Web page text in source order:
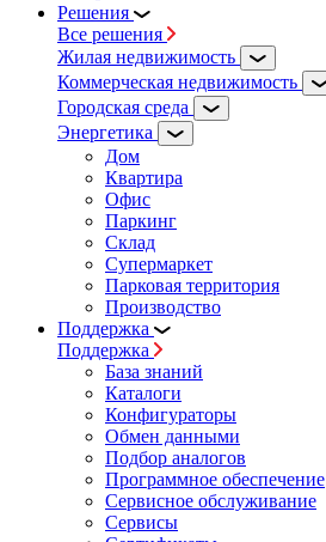
Решения
Все решения
Жилая недвижимость
Коммерческая недвижимость
Городская среда
Энергетика
Дом
Квартира
Офис
Паркинг
Склад
Супермаркет
Парковая территория
Производство
Поддержка
Поддержка
База знаний
Каталоги
Конфигураторы
Обмен данными
Подбор аналогов
Программное обеспечение
Сервисное обслуживание
Сервисы